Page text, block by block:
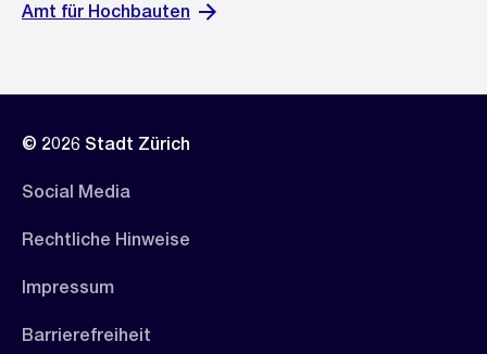
Amt für Hochbauten
© 2026 Stadt Zürich
Social Media
Rechtliche Hinweise
Impressum
Barrierefreiheit